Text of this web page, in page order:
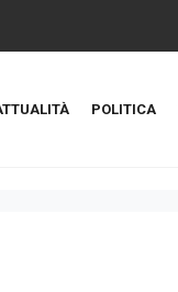
POLITICA